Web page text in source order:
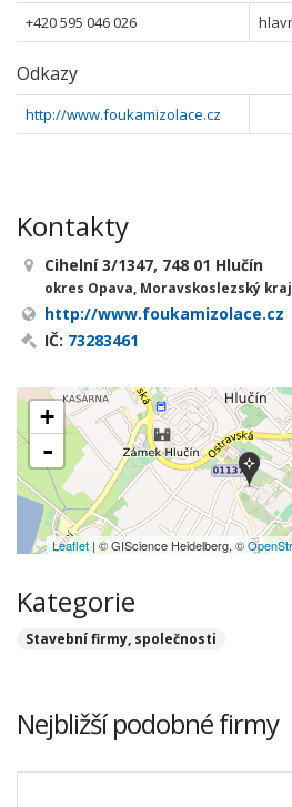
+420 595 046 026
Odkazy
http://www.foukamizolace.cz
Kontakty
Cihelní 3/1347, 748 01 Hlučín
okres Opava, Moravskoslezský kraj
http://www.foukamizolace.cz
IČ: 73283461
+
-
Leaflet| © GIScience Heidelberg, ©
Kategorie
Stavební firmy, společnosti
Nejbližší podobné firmy